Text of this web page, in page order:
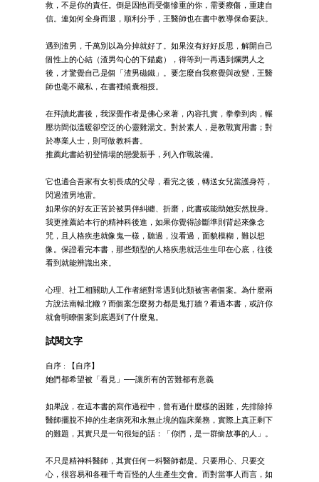
救，不是你的責任。倒是因他而受傷慘重的你，需要療傷，重建自
信。連如何全身而退，順利分手，王醫師也在書中教導保命要訣。
遇到渣男，千萬別以為分掉就好了。如果沒有好好反思，解開自己
個性上的心結（渣男勾心的下錨處），得等到一再遇到爛男人之
後，才驚覺自己是個「渣男磁鐵」。要怎麼自我察覺與改變，王醫
師也毫不藏私，在書裡傾囊相授。
在拜讀此書後，我深覺作者是佛心來著，內容扎實，拳拳到肉，輾
壓坊間似溫暖卻空泛的心靈雞湯文。對於素人，是教戰實用書；對
於專業人士，則可做教科書。
推薦此書給初登情場的戀愛新手，列入作戰裝備。
它也適合吾家有女初長成的父母，看完之後，轉送女兒當護身符，
閃過渣男地雷。
如果你的好友正苦於被男伴糾纏、折磨，此書或能助她安然脫身。
我更推薦給本行的精神科後進，如果你覺得診斷準則背起來像念
咒，且人格疾患就像鬼一樣，聽過，沒看過，面貌模糊，難以想
像。保證看完本書，那些類型的人格疾患就活生生印在心底，往後
看到就能辨識出來。
心理、社工相關助人工作者絕對常遇到此類被害者個案。為什麼兩
方說法南轅北轍？而個案怎麼努力都是鬼打牆？看過本書，或許你
就會明瞭個案到底遇到了什麼鬼。
試閱文字
自序 : 【自序】
她們都希望被「看見」──讓所有的苦難都有意義
如果說，在這本書的寫作過程中，曾有過什麼樣的困難，先排除掉
醫師擺脫不掉的生老病死和永無止境的臨床業務，實際上真正剩下
的難題，其實只是一句很短的話：「你們，是一群偷故事的人」。
不只是精神科醫師，其實任何一科醫師都是。只要用心、只要交
心，很容易和各種千奇百怪的人生產生交會。而對當事人而言，如